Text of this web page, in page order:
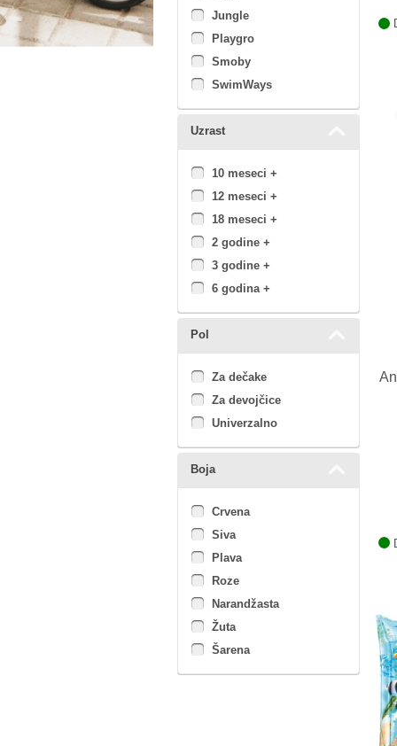
Jungle
Playgro
Smoby
SwimWays
Uzrast
10 meseci +
12 meseci +
18 meseci +
2 godine +
3 godine +
6 godina +
Pol
Za dečake
Za devojčice
Univerzalno
Boja
Crvena
Siva
Plava
Roze
Narandžasta
Žuta
Šarena